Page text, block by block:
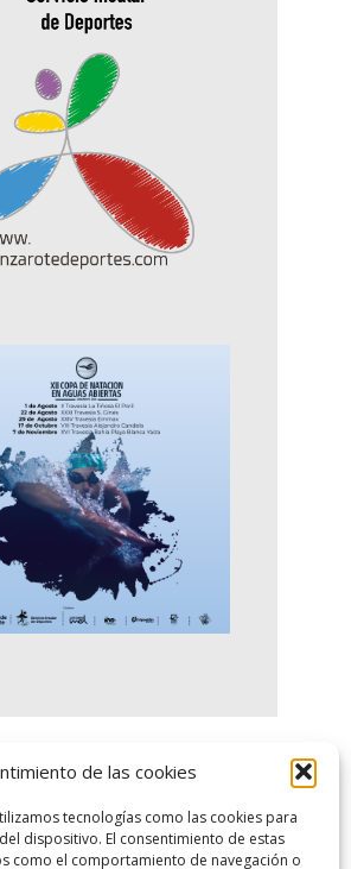
de las cookies
tecnologías como las cookies para
dispositivo. El consentimiento de estas
como el comportamiento de navegación o